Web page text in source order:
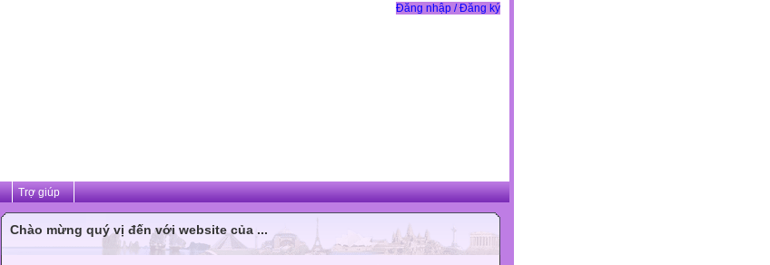
Đăng nhập / Đăng ký
Trợ giúp
Chào mừng quý vị đến với website của ...